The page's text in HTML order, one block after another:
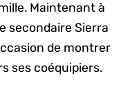
Maintenant à
secondaire Sierra
de montrer
ses coéquipiers.